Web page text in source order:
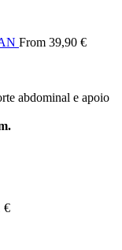
From 39,90 €
abdominal e apoio
€